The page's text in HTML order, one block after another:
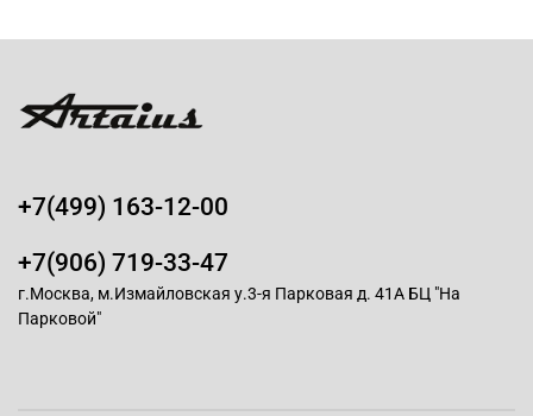
+7(499) 163-12-00
+7(906) 719-33-47
г.Москва, м.Измайловская у.3-я Парковая д. 41А БЦ "На
Парковой"